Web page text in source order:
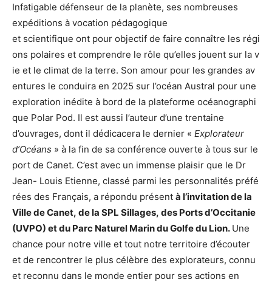
Infatigable défenseur de la planète, ses nombreuses
expéditions à vocation pédagogique
et scientifique ont pour objectif de faire connaître les régi
ons polaires et comprendre le rôle qu’elles jouent sur la v
ie et le climat de la terre. Son amour pour les grandes av
entures le conduira en 2025 sur l’océan Austral pour une
exploration inédite à bord de la plateforme océanographi
que Polar Pod. Il est aussi l’auteur d’une trentaine
d’ouvrages, dont il dédicacera le dernier « Explorateur
d’Océans » à la fin de sa conférence ouverte à tous sur le
port de Canet. C’est avec un immense plaisir que le Dr
Jean- Louis Etienne, classé parmi les personnalités préfé
rées des Français, a répondu présent à l’invitation de la
Ville de Canet, de la SPL Sillages, des Ports d’Occitanie
(UVPO) et du Parc Naturel Marin du Golfe du Lion. Une
chance pour notre ville et tout notre territoire d’écouter
et de rencontrer le plus célèbre des explorateurs, connu
et reconnu dans le monde entier pour ses actions en